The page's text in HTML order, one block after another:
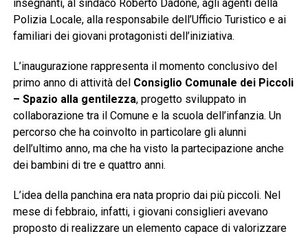
insegnanti, al sindaco Roberto Dadone, agli agenti della
Polizia Locale, alla responsabile dell’Ufficio Turistico e ai
familiari dei giovani protagonisti dell’iniziativa.
L’inaugurazione rappresenta il momento conclusivo del
primo anno di attività del Consiglio Comunale dei Piccoli
– Spazio alla gentilezza, progetto sviluppato in
collaborazione tra il Comune e la scuola dell’infanzia. Un
percorso che ha coinvolto in particolare gli alunni
dell’ultimo anno, ma che ha visto la partecipazione anche
dei bambini di tre e quattro anni.
L’idea della panchina era nata proprio dai più piccoli. Nel
mese di febbraio, infatti, i giovani consiglieri avevano
proposto di realizzare un elemento capace di valorizzare